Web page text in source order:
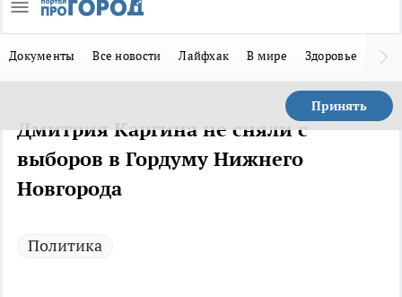
Документы Все новости Лайфхак В мире Здоровье
Принять
Дмитрия Каргина не сняли с
выборов в Гордуму Нижнего
Новгорода
Политика